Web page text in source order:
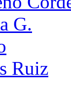
G.
Ruiz